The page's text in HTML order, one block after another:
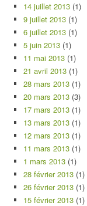
14 juillet 2013 (1)
9 juillet 2013 (1)
6 juillet 2013 (1)
5 juin 2013 (1)
11 mai 2013 (1)
21 avril 2013 (1)
28 mars 2013 (1)
20 mars 2013 (3)
17 mars 2013 (1)
13 mars 2013 (1)
12 mars 2013 (1)
11 mars 2013 (1)
1 mars 2013 (1)
28 février 2013 (1)
26 février 2013 (1)
15 février 2013 (1)